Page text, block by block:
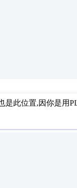
此位置,因你是用